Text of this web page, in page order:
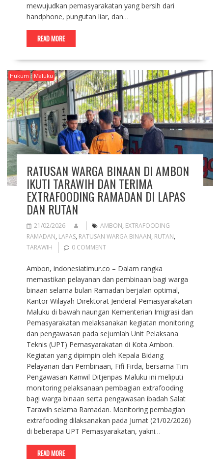
mewujudkan pemasyarakatan yang bersih dari
handphone, pungutan liar, dan…
READ MORE
Hukum Maluku
RATUSAN WARGA BINAAN DI AMBON
IKUTI TARAWIH DAN TERIMA
EXTRAFOODING RAMADAN DI LAPAS
DAN RUTAN
21/02/2026 AMBON, EXTRAFOODING
RAMADAN, LAPAS, RATUSAN WARGA BINAAN, RUTAN,
TARAWIH
0 COMMENT
Ambon, indonesiatimur.co – Dalam rangka
memastikan pelayanan dan pembinaan bagi warga
binaan selama bulan Ramadan berjalan optimal,
Kantor Wilayah Direktorat Jenderal Pemasyarakatan
Maluku di bawah naungan Kementerian Imigrasi dan
Pemasyarakatan melaksanakan kegiatan monitoring
dan pengawasan pada sejumlah Unit Pelaksana
Teknis (UPT) Pemasyarakatan di Kota Ambon.
Kegiatan yang dipimpin oleh Kepala Bidang
Pelayanan dan Pembinaan, Fifi Firda, bersama Tim
Pengawasan Kanwil Ditjenpas Maluku ini meliputi
monitoring pelaksanaan pembagian extrafooding
bagi warga binaan serta pengawasan ibadah Salat
Tarawih selama Ramadan. Monitoring pembagian
extrafooding dilaksanakan pada Jumat (21/02/2026)
di beberapa UPT Pemasyarakatan, yakni…
READ MORE